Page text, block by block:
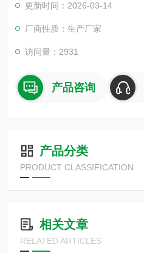
更新时间：2026-03-14
厂商性质：生产厂家
访问量：2931
产品咨询
产品分类
PRODUCT CLASSIFICATION
相关文章
RELATED ARTICLES